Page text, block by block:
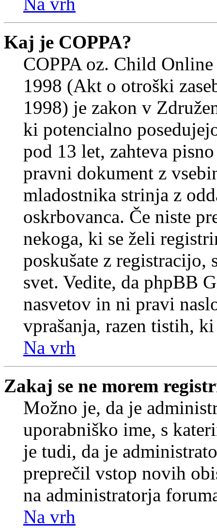
Kaj je COPPA?
COPPA oz. Child
1998 (Akt o otroški
1998) je zakon v
ki potencialno
pod 13 let, zahteva
pravni dokument z
mladostnika strinja z
oskrbovanca. Če niste
nekoga, ki se želi
poskušate z registracijo,
svet. Vedite, da phpBB
nasvetov in ni pravi
vprašanja, razen tistih,
Na vrh
Zakaj se ne morem
Možno je, da je
uporabniško ime, s
je tudi, da je
preprečil vstop novih
na administratorja
Na vrh